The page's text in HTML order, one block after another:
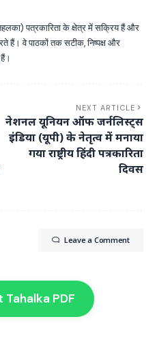
पत्रकारिता के क्षेत्र में सक्रिय हैं और
हैं। वे पाठकों तक सटीक, निष्पक्ष और
NEXT ARTICLE
नेशनल यूनियन ऑफ जर्नलिस्ट्स
इंडिया (यूपी) के नेतृत्व में मनाया
गया राष्ट्रीय हिंदी पत्रकारिता
दिवस
Leave a Comment
Tahalka PDF